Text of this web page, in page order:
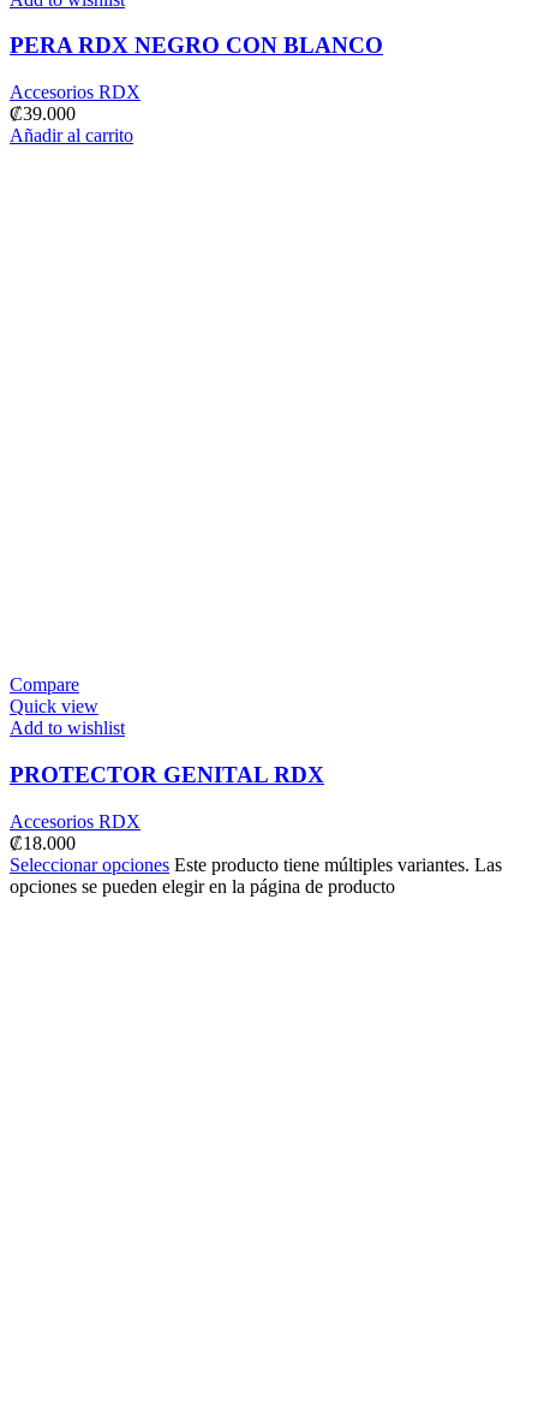
PERA RDX NEGRO CON BLANCO
Accesorios RDX
₡39.000
Añadir al carrito
Compare
Quick view
Add to wishlist
PROTECTOR GENITAL RDX
Accesorios RDX
₡18.000
Seleccionar opciones Este producto tiene múltiples variantes. Las
opciones se pueden elegir en la página de producto